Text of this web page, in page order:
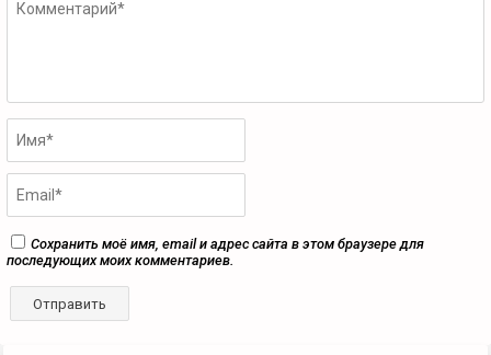
Сохранить моё имя, email и адрес сайта в этом браузере для
последующих моих комментариев.